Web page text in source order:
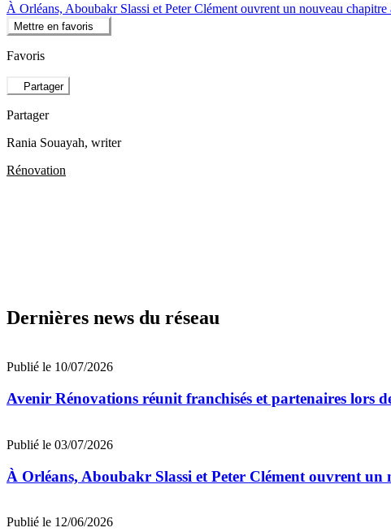
À Orléans, Aboubakr Slassi et Peter Clément ouvrent un nouveau
Mettre en favoris
Favoris
Partager
Partager
Rania Souayah, writer
Rénovation
Dernières news du réseau
Publié le 10/07/2026
Avenir Rénovations réunit franchisés et partenaires lors
Publié le 03/07/2026
À Orléans, Aboubakr Slassi et Peter Clément ouvrent
Publié le 12/06/2026